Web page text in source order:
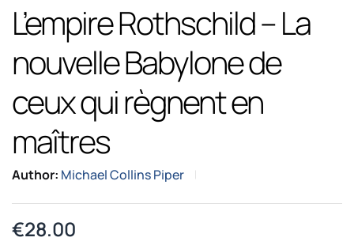
L’empire Rothschild – La
nouvelle Babylone de
ceux qui règnent en
maîtres
Author: Michael Collins Piper
€28.00